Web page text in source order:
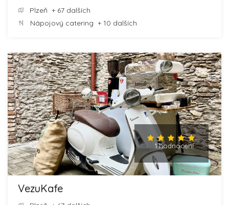
Plzeň + 67 dalších
Nápojový catering + 10 dalších
1 hodnocení
VezuKafe